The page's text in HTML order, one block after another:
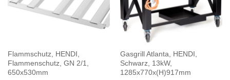
Flammschutz, HENDI,
Flammenschutz, GN 2/1,
650x530mm
Gasgrill Atlanta, HENDI,
Schwarz, 13kW,
1285x770x(H)917mm